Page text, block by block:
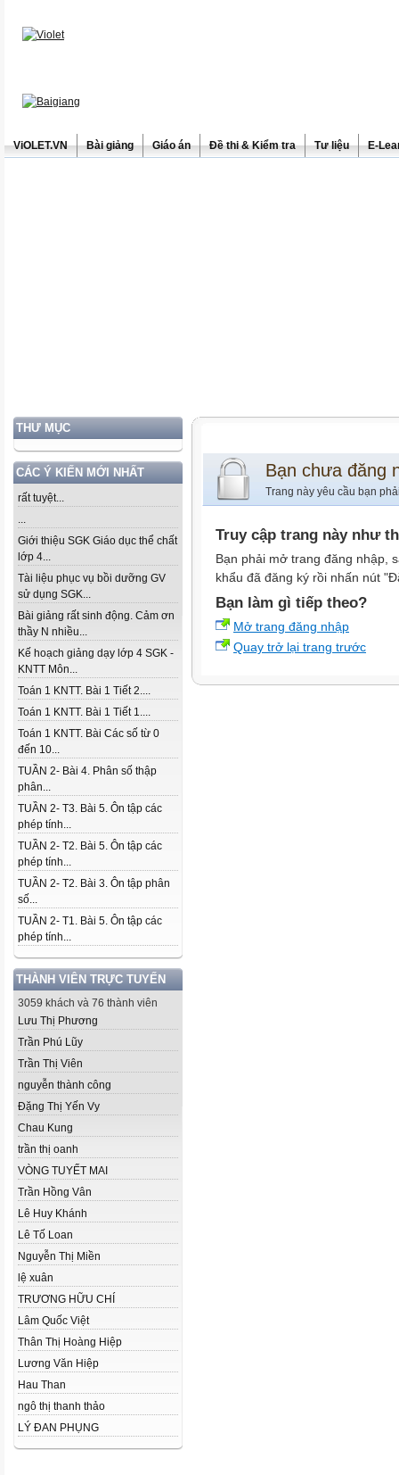
ViOLET.VN Bài giảng Giáo án Đề thi & Kiểm tra Tư liệu E-
THƯ MỤC
CÁC Ý KIẾN MỚI NHẤT
rất tuyệt...
...
Giới thiệu SGK Giáo dục thể chất
lớp 4...
Tài liệu phục vụ bồi dưỡng GV
sử dụng SGK...
Bài giảng rất sinh động. Cảm ơn
thầy N nhiều...
Kế hoạch giảng dạy lớp 4 SGK -
KNTT Môn...
Toán 1 KNTT. Bài 1 Tiết 2....
Toán 1 KNTT. Bài 1 Tiết 1....
Toán 1 KNTT. Bài Các số từ 0
đến 10...
TUẦN 2- Bài 4. Phân số thập
phân...
TUẦN 2- T3. Bài 5. Ôn tập các
phép tính...
TUẦN 2- T2. Bài 5. Ôn tập các
phép tính...
TUẦN 2- T2. Bài 3. Ôn tập phân
số...
TUẦN 2- T1. Bài 5. Ôn tập các
phép tính...
THÀNH VIÊN TRỰC TUYẾN
3059 khách và 76 thành viên
Lưu Thị Phương
Trần Phú Lũy
Trần Thị Viên
nguyễn thành công
Đặng Thị Yến Vy
Chau Kung
trần thị oanh
VÒNG TUYẾT MAI
Trần Hồng Vân
Lê Huy Khánh
Lê Tố Loan
Nguyễn Thị Miền
lệ xuân
TRƯƠNG HỮU CHÍ
Lâm Quốc Việt
Thân Thị Hoàng Hiệp
Lương Văn Hiệp
Hau Than
ngô thị thanh thảo
LÝ ĐAN PHỤNG
Bạn chưa đăng
Trang này yêu cầu bạn
Truy cập trang này như
Bạn phải mở trang đăng nhập,
khẩu đã đăng ký rồi nhấn nút
Bạn làm gì tiếp theo?
Mở trang đăng nhập
Quay trở lại trang trước